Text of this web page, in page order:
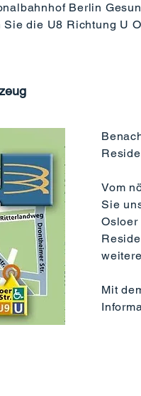
Berlin
Sie die U8 Richtung U
Vom
Sie
Osloer
Mit